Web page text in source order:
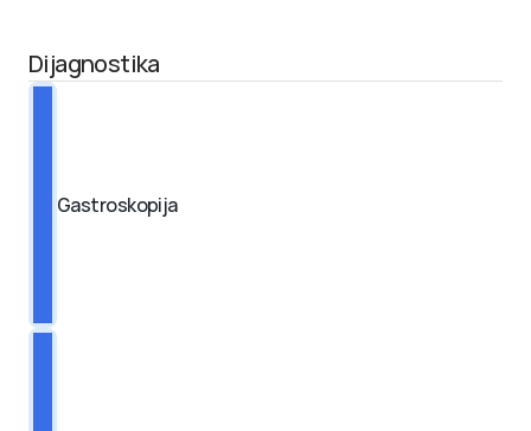
Dijagnostika
Gastroskopija